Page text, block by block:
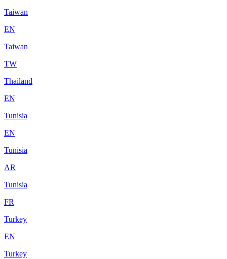
Taiwan
EN
Taiwan
TW
Thailand
EN
Tunisia
EN
Tunisia
AR
Tunisia
FR
Turkey
EN
Turkey